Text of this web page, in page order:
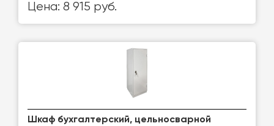
Цена: 8 915 руб.
Шкаф бухгалтерский, цельносварной